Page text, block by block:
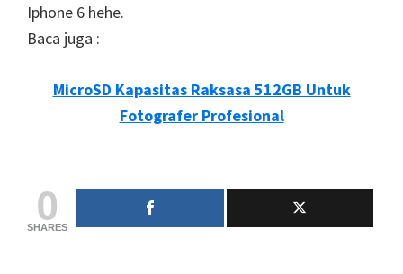
Iphone 6 hehe.
Baca juga :
MicroSD Kapasitas Raksasa 512GB Untuk
Fotografer Profesional
0
SHARES